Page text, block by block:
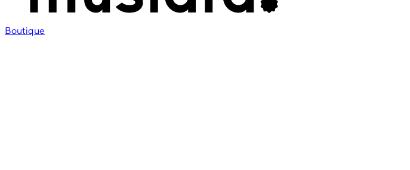
Boutique